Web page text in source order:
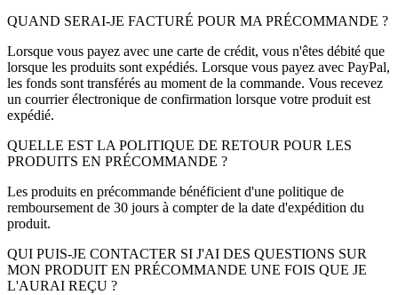
QUAND SERAI-JE FACTURÉ POUR MA PRÉCOMMANDE ?
Lorsque vous payez avec une carte de crédit, vous n'êtes débité que
lorsque les produits sont expédiés. Lorsque vous payez avec PayPal,
les fonds sont transférés au moment de la commande. Vous recevez
un courrier électronique de confirmation lorsque votre produit est
expédié.
QUELLE EST LA POLITIQUE DE RETOUR POUR LES
PRODUITS EN PRÉCOMMANDE ?
Les produits en précommande bénéficient d'une politique de
remboursement de 30 jours à compter de la date d'expédition du
produit.
QUI PUIS-JE CONTACTER SI J'AI DES QUESTIONS SUR
MON PRODUIT EN PRÉCOMMANDE UNE FOIS QUE JE
L'AURAI REÇU ?